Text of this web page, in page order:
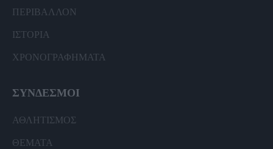
ΠΕΡΙΒΑΛΛΟΝ
ΙΣΤΟΡΙΑ
ΧΡΟΝΟΓΡΑΦΗΜΑΤΑ
ΣΥΝΔΕΣΜΟΙ
ΑΘΛΗΤΙΣΜΟΣ
ΘΕΜΑΤΑ